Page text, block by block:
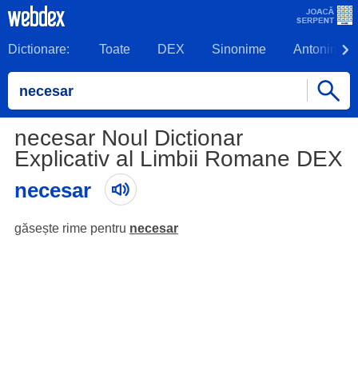
Dictionare: Toate DEX Sinonime Antonime
necesar Noul Dictionar
Explicativ al Limbii Romane DEX
necesar
găsește rime pentru necesar